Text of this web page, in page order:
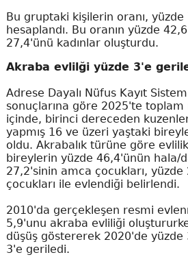
Bu gruptaki kişilerin oranı,
hesaplandı. Bu oranın yüzde
27,4'ünü kadınlar oluşturdu.
Akraba evlilği yüzde 3'e
Adrese Dayalı Nüfus Kayıt
sonuçlarına göre 2025'te
içinde, birinci dereceden
yapmış 16 ve üzeri yaştaki
oldu. Akrabalık türüne göre
bireylerin yüzde 46,4'ünün hala/
27,2'sinin amca çocukları,
çocukları ile evlendiği belirlendi.
2010'da gerçekleşen resmi
5,9'unu akraba evliliği
düşüş göstererek 2020'de
3'e geriledi.